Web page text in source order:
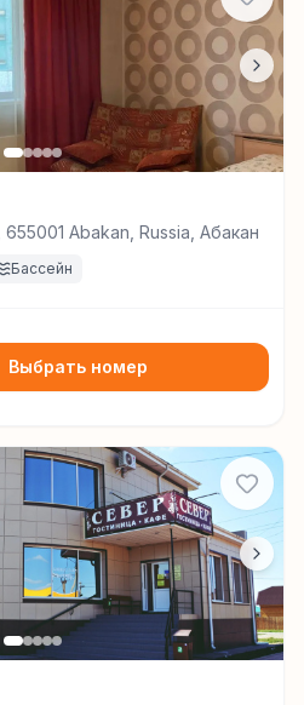
Abakan, Russia, Абакан
Бассейн
Выбрать номер